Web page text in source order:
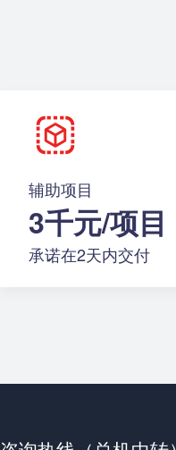
辅助项目
3千元/项目
承诺在2天内交付